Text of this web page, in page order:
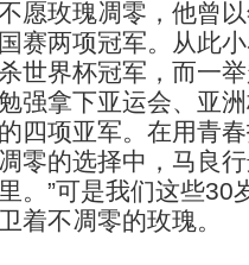
玫瑰凋零，他曾以
赛两项冠军。从此
世界杯冠军，而一
强拿下亚运会、亚
四项亚军。在用青
零的选择中，马良
。”可是我们这些30
着不凋零的玫瑰。